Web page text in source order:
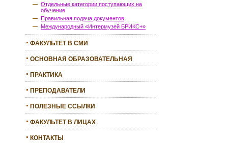
Отдельные категории поступающих на
обучение
Правильная подача документов
Международный «Интермузей БРИКС+»
ФАКУЛЬТЕТ В СМИ
ОСНОВНАЯ ОБРАЗОВАТЕЛЬНАЯ
ПРАКТИКА
ПРЕПОДАВАТЕЛИ
ПОЛЕЗНЫЕ ССЫЛКИ
ФАКУЛЬТЕТ В ЛИЦАХ
КОНТАКТЫ